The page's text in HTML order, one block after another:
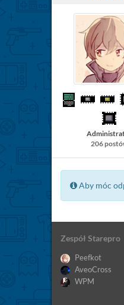
206
Aby móc
Zespół Starepro
Peefkot
AveoCross
WPM